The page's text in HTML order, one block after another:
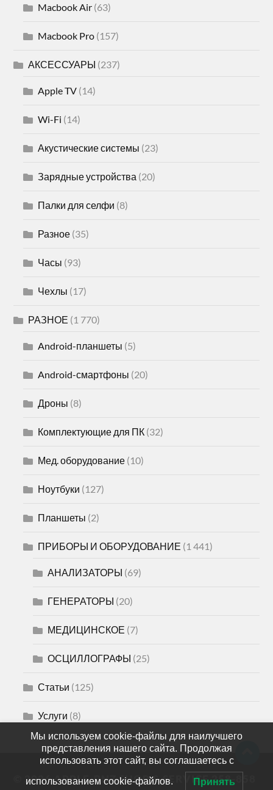
Macbook Air (63)
Macbook Pro (157)
АКСЕССУАРЫ (237)
Apple TV (14)
Wi-Fi (14)
Акустические системы (23)
Зарядные устройства (20)
Палки для селфи (8)
Разное (35)
Часы (93)
Чехлы (17)
РАЗНОЕ (1 770)
Android-планшеты (5)
Android-смартфоны (20)
Дроны (8)
Комплектующие для ПК (32)
Мед. оборудование (10)
Ноутбуки (127)
Планшеты (2)
ПРИБОРЫ И ОБОРУДОВАНИЕ (1 441)
АНАЛИЗАТОРЫ (69)
ГЕНЕРАТОРЫ (20)
МЕДИЦИНСКОЕ (7)
ОСЦИЛЛОГРАФЫ (25)
Статьи (125)
Услуги (8)
© 2026APPLE-PNZ SHOP & SERVICE 258-858
Мы используем cookie-файлы для наилучшего
представления нашего сайта. Продолжая
использовать этот сайт, вы соглашаетесь с
использованием cookie-файлов. Принять